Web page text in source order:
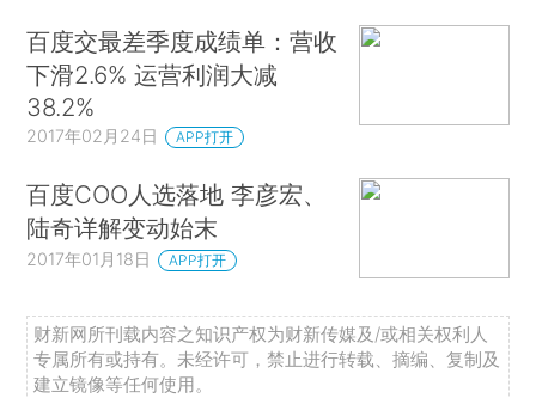
百度交最差季度成绩单：营收
下滑2.6% 运营利润大减
38.2%
2017年02月24日 APP打开
百度COO人选落地 李彦宏、
陆奇详解变动始末
2017年01月18日 APP打开
财新网所刊载内容之知识产权为财新传媒及/或相关权利人
专属所有或持有。未经许可，禁止进行转载、摘编、复制及
建立镜像等任何使用。